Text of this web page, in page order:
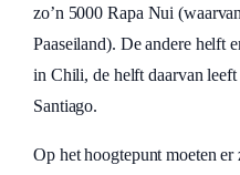
zo’n 5000 Rapa Nui
Paaseiland). De andere helft
in Chili, de helft daarvan
Santiago.
Op het hoogtepunt moeten er